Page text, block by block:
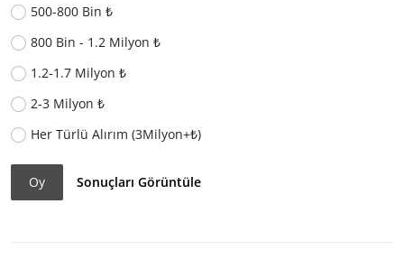
500-800 Bin ₺
800 Bin - 1.2 Milyon ₺
1.2-1.7 Milyon ₺
2-3 Milyon ₺
Her Türlü Alırım (3Milyon+₺)
Oy Sonuçları Görüntüle